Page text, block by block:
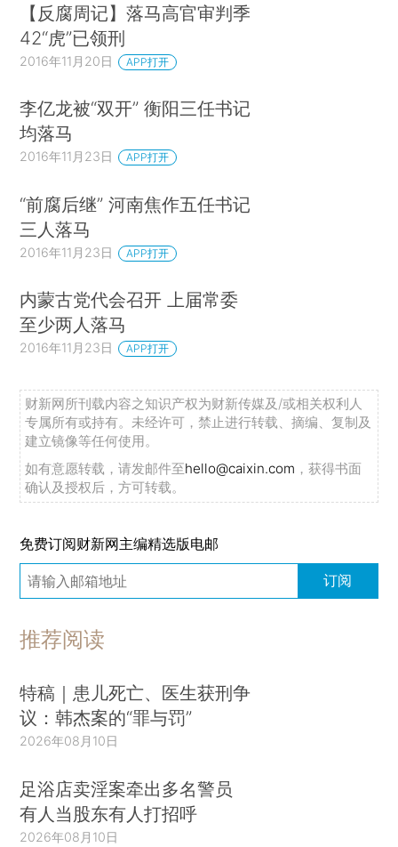
【反腐周记】落马高官审判季
42“虎”已领刑
2016年11月20日 APP打开
李亿龙被“双开” 衡阳三任书记
均落马
2016年11月23日 APP打开
“前腐后继” 河南焦作五任书记
三人落马
2016年11月23日 APP打开
内蒙古党代会召开 上届常委
至少两人落马
2016年11月23日 APP打开
财新网所刊载内容之知识产权为财新传媒及/或相关权利人
专属所有或持有。未经许可，禁止进行转载、摘编、复制及
建立镜像等任何使用。
如有意愿转载，请发邮件至hello@caixin.com ，获得书面
确认及授权后，方可转载。
免费订阅财新网主编精选版电邮
订阅
推荐阅读
特稿｜患儿死亡、医生获刑争
议：韩杰案的“罪与罚”
2026年08月10日
足浴店卖淫案牵出多名警员
有人当股东有人打招呼
2026年08月10日